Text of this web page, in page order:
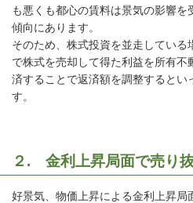
も悪くも都心の賃料は景気の影響
傾向にあります。
そのため、株式投資を並走してい
で株式を売却して得た利益を所有不
済することで返済額を調整するとい
す。
２. 金利上昇局面で売り
好景気、物価上昇による金利上昇局